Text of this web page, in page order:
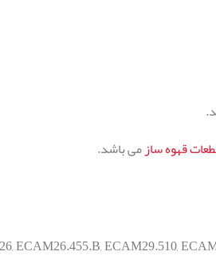
قهوه سازمی باشد.
,ECAM26.455.B,ECAM29.510,